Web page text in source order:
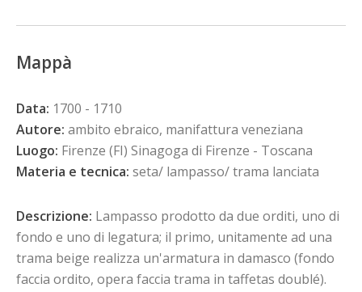
Mappà
Data: 1700 - 1710
Autore: ambito ebraico, manifattura veneziana
Luogo: Firenze (FI) Sinagoga di Firenze - Toscana
Materia e tecnica: seta/ lampasso/ trama lanciata
Descrizione: Lampasso prodotto da due orditi, uno di
fondo e uno di legatura; il primo, unitamente ad una
trama beige realizza un'armatura in damasco (fondo
faccia ordito, opera faccia trama in taffetas doublé).